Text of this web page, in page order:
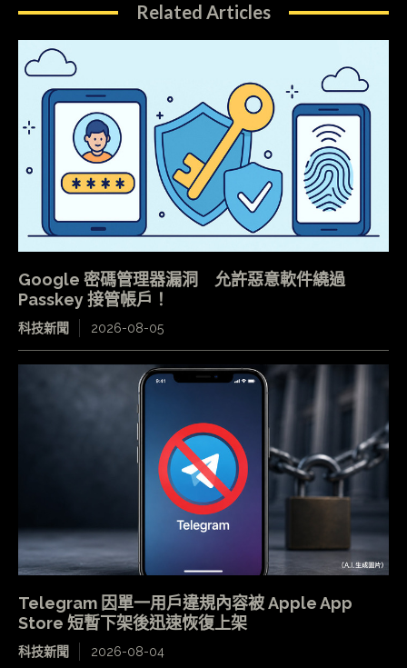
Related Articles
Google 密碼管理器漏洞 允許惡意軟件繞過
Passkey 接管帳戶！
科技新聞 2026-08-05
Telegram 因單一用戶違規內容被 Apple App
Store 短暫下架後迅速恢復上架
科技新聞 2026-08-04